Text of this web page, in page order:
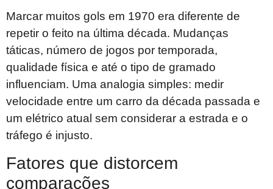
Marcar muitos gols em 1970 era diferente de
repetir o feito na última década. Mudanças
táticas, número de jogos por temporada,
qualidade física e até o tipo de gramado
influenciam. Uma analogia simples: medir
velocidade entre um carro da década passada e
um elétrico atual sem considerar a estrada e o
tráfego é injusto.
Fatores que distorcem
comparações